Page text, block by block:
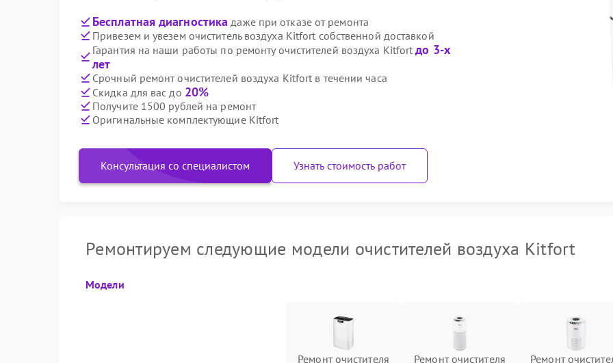
Бесплатная диагностика даже при отказе от ремонта
Привезем и увезем очиститель воздуха Kitfort собственной доставкой
Гарантия на наши работы по ремонту очистителей воздуха Kitfortдо 3-х
лет
Срочный ремонт очистителей воздуха Kitfort в течении часа
Скидка для вас до 20%
Получите 1500 рублей на ремонт
Оригинальные комплектующие Kitfort
Консультация со специалистом Узнать стоимость работ
Ремонтируем следующие модели очистителей воздуха Kitfort
Модели
Ремонт очистителя Ремонт очистителя Ремонт